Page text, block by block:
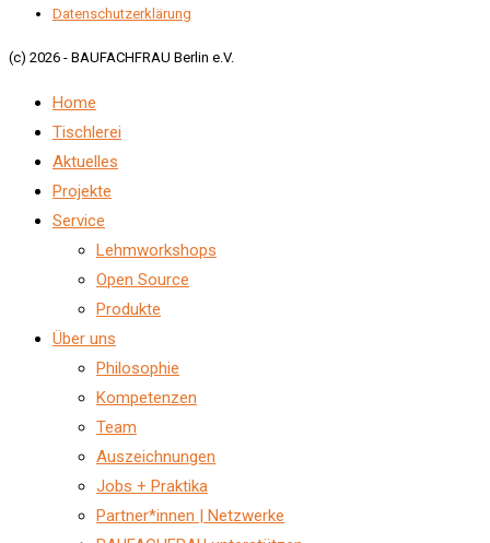
Datenschutzerklärung
(c) 2026 - BAUFACHFRAU Berlin e.V.
Home
Tischlerei
Aktuelles
Projekte
Service
Lehmworkshops
Open Source
Produkte
Über uns
Philosophie
Kompetenzen
Team
Auszeichnungen
Jobs + Praktika
Partner*innen | Netzwerke